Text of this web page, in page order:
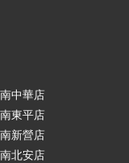
中華店
東平店
新營店
北安店